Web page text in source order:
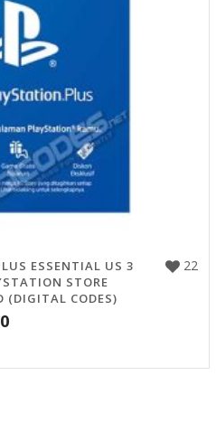
22
ESSENTIAL US 3
STORE
(DIGITAL CODES)